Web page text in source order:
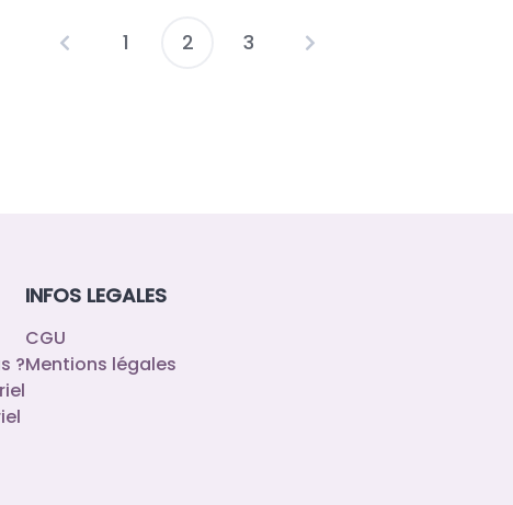
Pagination
1 2 3
?
INFOS LEGALES
CGU
Mentions légales